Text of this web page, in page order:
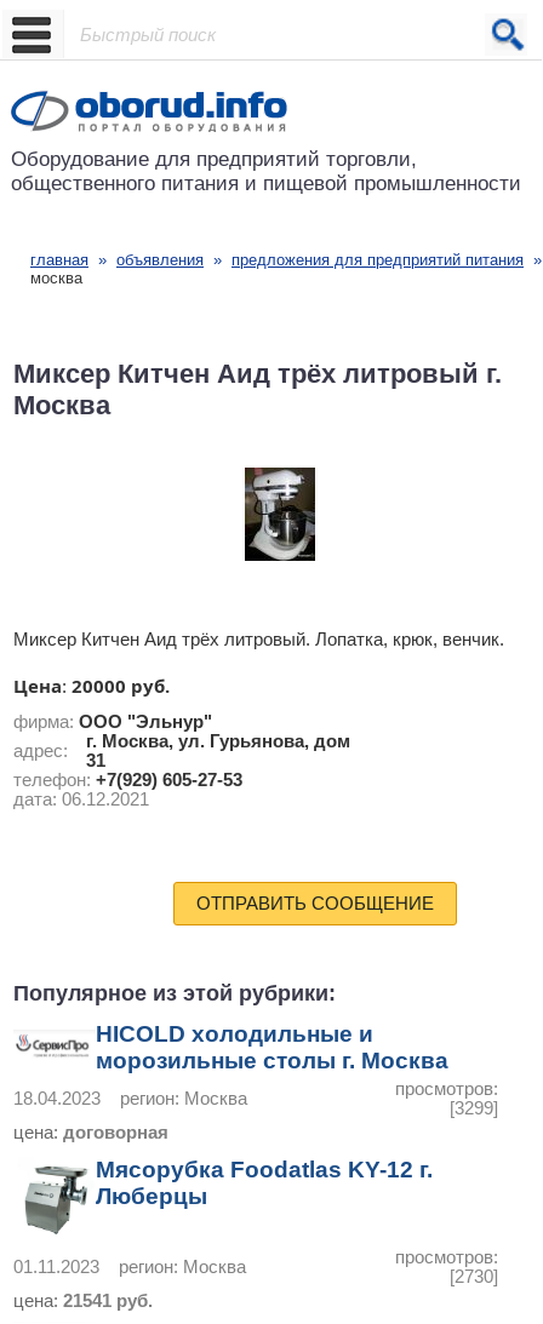
Проект основан в 2001 году
Оборудование для предприятий торговли,
общественного питания и пищевой промышленности
главная » объявления » предложения для предприятий питания
москва
Миксер Китчен Аид трёх литровый г.
Москва
Миксер Китчен Аид трёх литровый. Лопатка, крюк, венчик.
Цена: 20000 руб.
фирма: ООО "Эльнур"
адрес:
г. Москва, ул. Гурьянова, дом
31
телефон: +7(929) 605-27-53
дата: 06.12.2021
ОТПРАВИТЬ СООБЩЕНИЕ
Популярное из этой рубрики:
HICOLD холодильные и
морозильные столы г. Москва
18.04.2023 регион: Москва
просмотров:
[3299]
цена: договорная
Мясорубка Foodatlas KY-12 г.
Люберцы
01.11.2023 регион: Москва
просмотров:
[2730]
цена: 21541 руб.